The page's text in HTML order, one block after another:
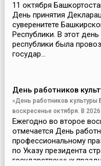
11 октября
День принятия
суверенитете
Республики. В этот
республики была
государ...
День работников
«День работников культуры
воскресенье октября. В
Ежегодно во второе
отмечается День
профессиональному
по Указу президента
государственных